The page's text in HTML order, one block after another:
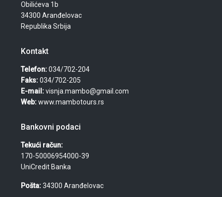
Obilićeva 1b
34300 Aranđelovac
Republika Srbija
Kontakt
Telefon:034/702-204
Faks:034/702-205
E-mail:visnja.mambo@gmail.com
Web:www.mambotours.rs
Bankovni podaci
Tekući račun:
170-50006954000-39
UniCredit Banka
Pošta:34300 Aranđelovac